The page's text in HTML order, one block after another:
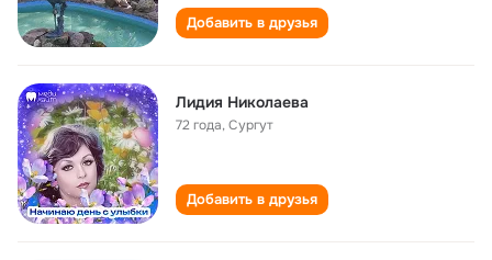
Добавить в друзья
Лидия Николаева
72 года,Сургут
Добавить в друзья